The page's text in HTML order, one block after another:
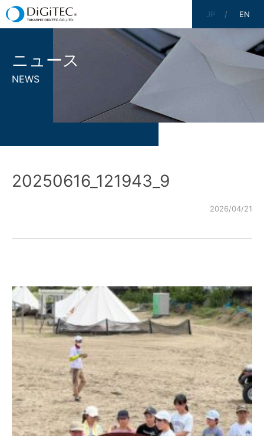
JP EN
ニュース
NEWS
20250616_121943_9
2026/04/21